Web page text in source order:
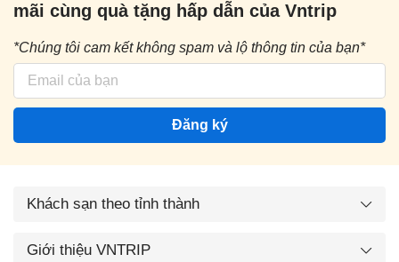
mãi cùng quà tặng hấp dẫn của Vntrip
*Chúng tôi cam kết không spam và lộ thông tin của bạn*
Đăng ký
Khách sạn theo tỉnh thành
Giới thiệu VNTRIP